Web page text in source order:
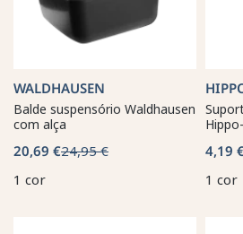
WALDHAUSEN
Balde suspensório Waldhausen
com alça
20,69 €24,95 €
1 cor
4,19
1 cor